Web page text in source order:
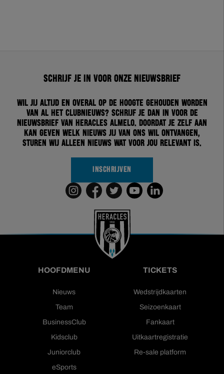
Schrijf je in voor onze nieuwsbrief
Wil jij altijd en overal op de hoogte gehouden worden
van al het clubnieuws? Schrijf je dan in voor de
nieuwsbrief van Heracles Almelo. Doordat je zelf aan
kan geven welk nieuws jij van ons wil ontvangen,
sturen wij alleen nieuws wat voor jou relevant is.
INSCHRIJVEN
HOOFDMENU
Nieuws
Team
BusinessClub
Kidsclub
Juniorclub
eSports
TICKETS
Wedstrijdkaarten
Seizoenkaart
Fankaart
Uitkaartregistratie
Re-sale platform